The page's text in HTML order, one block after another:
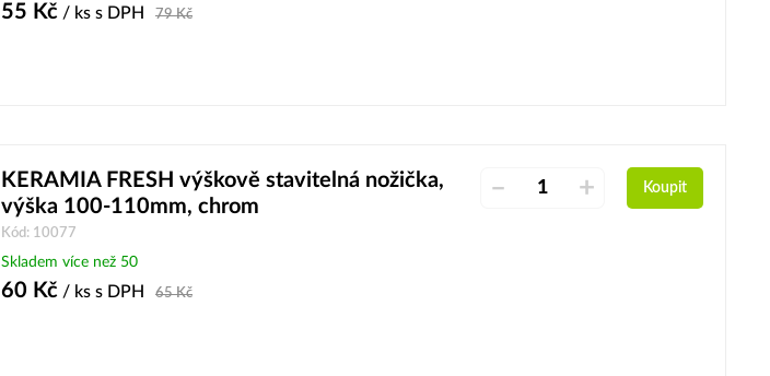
55 Kč / ks s DPH 79Kč
KERAMIA FRESH výškově stavitelná nožička,
výška 100-110mm, chrom
Kód: 10077
Skladem více než 50
60 Kč / ks s DPH 65Kč
– + Koupit